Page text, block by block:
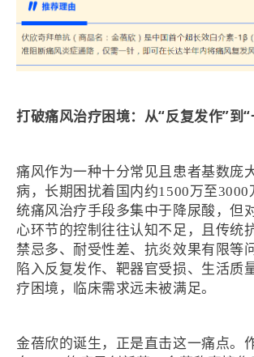
打破痛风治疗困境：从“反复发作”到
痛风作为一种十分常见且患者基数庞
病，长期困扰着国内约1500万至3000
统痛风治疗手段多集中于降尿酸，但
心环节的控制往往认知不足，且传统
禁忌多、耐受性差、抗炎效果有限等
陷入反复发作、靶器官受损、生活质
疗困境，临床需求远未被满足。
金蓓欣的诞生，正是直击这一痛点。